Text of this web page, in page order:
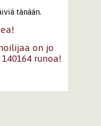
tänään.
on jo
runoa!